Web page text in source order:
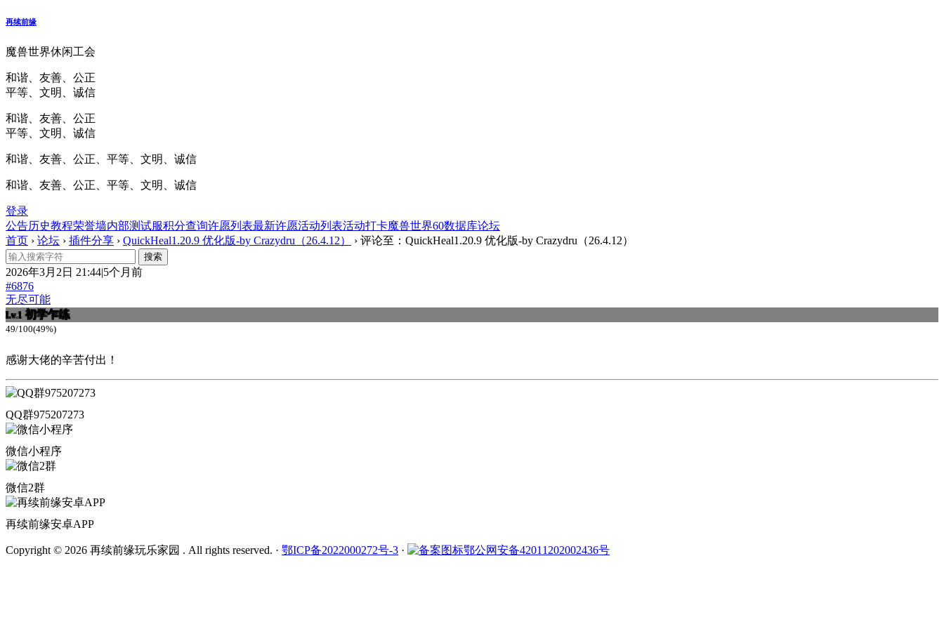
再续前缘
魔兽世界休闲工会
和谐、友善、公正
平等、文明、诚信
和谐、友善、公正
平等、文明、诚信
和谐、友善、公正、平等、文明、诚信
和谐、友善、公正、平等、文明、诚信
登录
公告历史教程荣誉墙内部测试服积分查询许愿列表最新许愿活动列表活动打卡魔兽世界60数据库论坛
首页 › 论坛 › 插件分享 › QuickHeal1.20.9 优化版-by Crazydru（26.4.12） › 评论至：QuickHeal1.20.9 优化版-by Crazydru（26.4.12）
2026年3月2日 21:44|5个月前
#6876
无尽可能
Lv.1 初学乍练
49/100(49%)
感谢大佬的辛苦付出！
QQ群975207273
微信小程序
微信2群
再续前缘安卓APP
Copyright © 2026 再续前缘玩乐家园 . All rights reserved. · 鄂ICP备2022000272号-3 · 鄂公网安备42011202002436号